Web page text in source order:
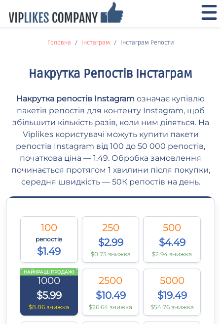
Головна Інстаграм Інстаграм Репости
Накрутка Репостів Інстаграм
Накрутка репостів Instagram означає купівлю
пакетів репостів для контенту Instagram, щоб
збільшити кількість разів, коли ним діляться. На
Viplikes користувачі можуть купити пакети
репостів Instagram від 100 до 50 000 репостів,
початкова ціна — 1.49. Обробка замовлення
починається протягом 1 хвилини після покупки,
середня швидкість — 50К репостів на день.
100
репостів
$1.49
250
$2.99
$0.73 знижка
500
$4.49
$2.94 знижка
НАЙКРАЩІ ПРОДАЖІ
1000
$5.99
$8.86 знижка
2500
$10.49
$26.64 знижка
5000
$19.49
$54.76 знижка